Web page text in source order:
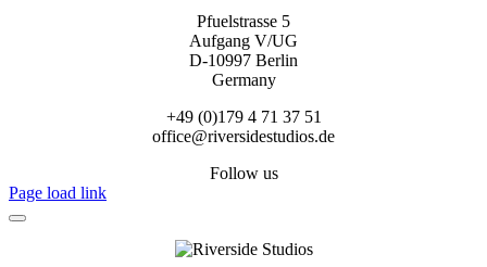
Pfuelstrasse 5
Aufgang V/UG
D-10997 Berlin
Germany
+49 (0)179 4 71 37 51
office@riversidestudios.de
Follow us
Page load link